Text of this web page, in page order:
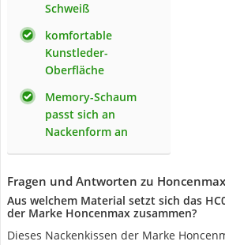
Schweiß
komfortable
Kunstleder-
Oberfläche
Memory-Schaum
passt sich an
Nackenform an
Fragen und Antworten zu
Aus welchem Material setzt sich das
der Marke Honcenmax zusammen?
Dieses Nackenkissen der Marke